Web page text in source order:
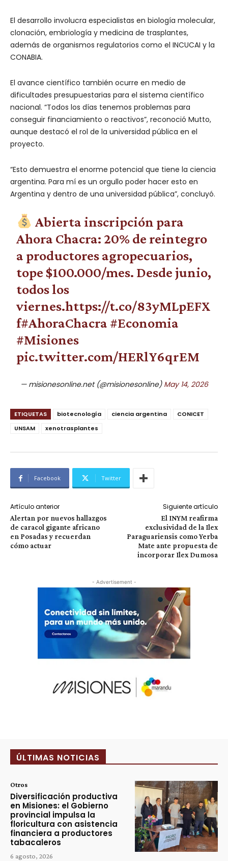
El desarrollo involucra especialistas en biología molecular,
clonación, embriología y medicina de trasplantes,
además de organismos regulatorios como el INCUCAI y la
CONABIA.
El avance científico también ocurre en medio de
dificultades presupuestarias para el sistema científico
nacional. “Todos los días tenemos problemas para
conseguir financiamiento o reactivos”, reconoció Mutto,
aunque destacó el rol de la universidad pública en el
proyecto.
“Esto demuestra el enorme potencial que tiene la ciencia
argentina. Para mí es un orgullo poder hacer esto en
Argentina y dentro de una universidad pública”, concluyó.
Abierta inscripción para
Ahora Chacra: 20% de reintegro
a productores agropecuarios,
tope $100.000/mes. Desde junio,
todos los
viernes.https://t.co/83yMLpEFX
f#AhoraChacra #Economia
#Misiones
pic.twitter.com/HERlY6qrEM
— misionesonline.net (@misionesonline) May 14, 2026
ETIQUETAS biotecnología ciencia argentina
CONICET
UNSAM
xenotrasplantes
Facebook Twitter
Artículo anterior
Alertan por nuevos hallazgos
de caracol gigante africano
en Posadas y recuerdan
cómo actuar
Siguiente artículo
El INYM reafirma
exclusividad de la Ilex
Paraguariensis como Yerba
Mate ante propuesta de
incorporar Ilex Dumosa
- Advertisement -
ÚLTIMAS NOTICIAS
Otros
Diversificación productiva
en Misiones: el Gobierno
provincial impulsa la
floricultura con asistencia
financiera a productores
tabacaleros
6 agosto, 2026